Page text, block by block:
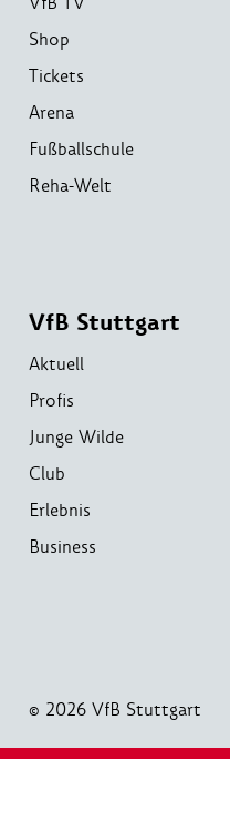
Shop
Tickets
Arena
Fußballschule
Reha-Welt
VfB Stuttgart
Aktuell
Profis
Junge Wilde
Club
Erlebnis
Business
© 2026 VfB Stuttgart